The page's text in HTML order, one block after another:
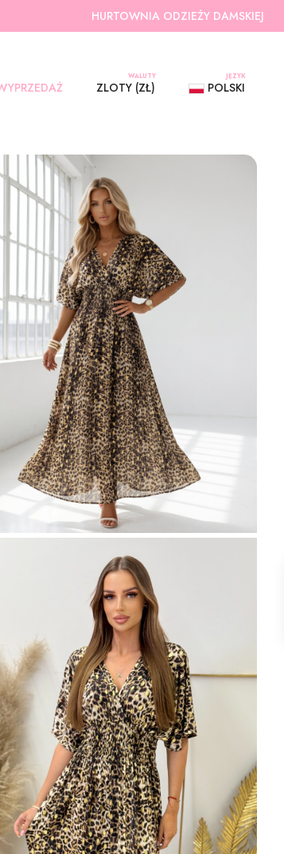
HURTOWNIA ODZIEŻY DAMSKIEJ
WALUTY
ZLOTY (ZŁ)
JĘZYK
POLSKI